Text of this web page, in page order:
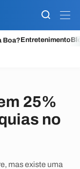
Boa?Entretenimento
25%
no
mas existe uma